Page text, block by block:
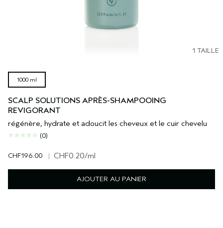
1 TAILLE
1000 ml
SCALP SOLUTIONS APRÈS-SHAMPOOING
REVIGORANT
régénère, hydrate et adoucit les cheveux et le cuir chevelu
(0)
CHF196.00 | CHF0.20/ml
AJOUTER AU PANIER